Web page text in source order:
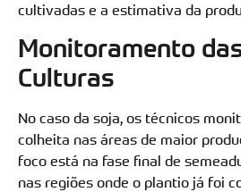
cultivadas e a estimativa da
Monitoramento
Culturas
No caso da soja, os técnicos
colheita nas áreas de maior
foco está na fase final de
nas regiões onde o plantio já foi